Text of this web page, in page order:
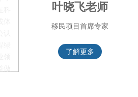
叶晓飞老师
移民项目首席专家
了解更多